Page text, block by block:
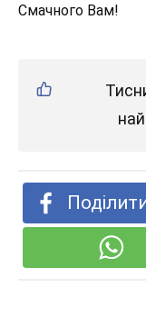
Смачного Вам!